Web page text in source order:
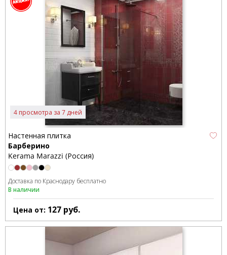
4 просмотра за 7 дней
Настенная плитка
Барберино
Kerama Marazzi (Россия)
Доставка по Краснодару бесплатно
В наличии
Цена от: 127 руб.